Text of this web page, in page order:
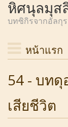
หิศนุลมุส
บทซิกิรจากอัลกุ
หน้าแรก
54 - บท
เสียชีวิต